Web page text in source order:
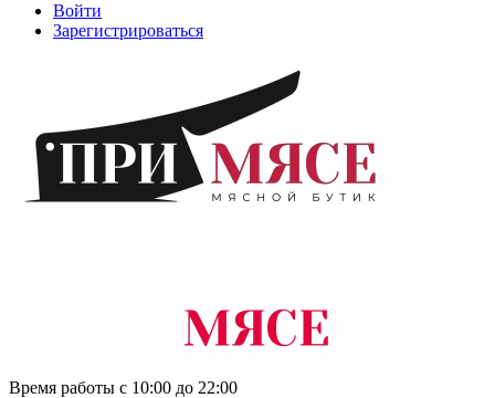
Войти
Зарегистрироваться
Время работы с 10:00 до 22:00